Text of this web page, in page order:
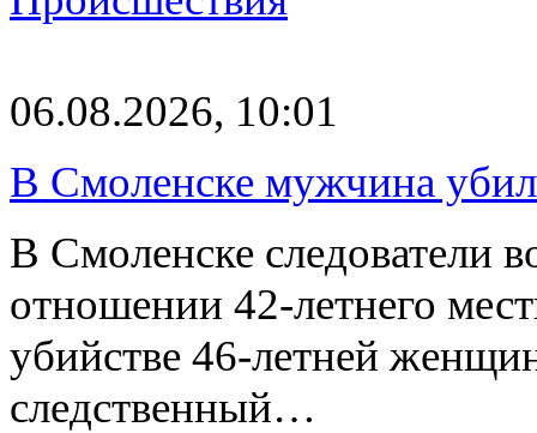
06.08.2026, 10:01
В Смоленске мужчина
В Смоленске следователи
отношении 42-летнего
убийстве 46-летней
следственный…